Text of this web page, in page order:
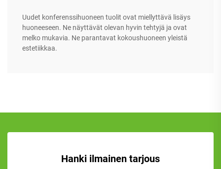
Uudet konferenssihuoneen tuolit ovat miellyttävä lisäys
huoneeseen. Ne näyttävät olevan hyvin tehtyjä ja ovat
melko mukavia. Ne parantavat kokoushuoneen yleistä
estetiikkaa.
Hanki ilmainen tarjous